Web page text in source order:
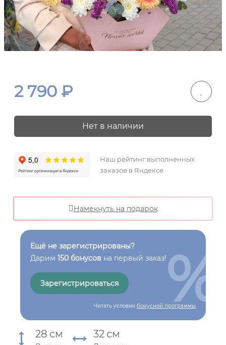
2 790 ₽
Нет в наличии
Наш рейтинг выполненных
заказов в Яндексе
Намекнуть на подарок
Ещё не зарегистрированы?
Дарим 150 бонусов на первый заказ!
Зарегистрироваться
Читать условия бонусной программы
%
28 см 32 см